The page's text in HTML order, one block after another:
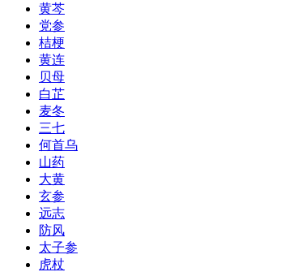
黄芩
党参
桔梗
黄连
贝母
白芷
麦冬
三七
何首乌
山药
大黄
玄参
远志
防风
太子参
虎杖